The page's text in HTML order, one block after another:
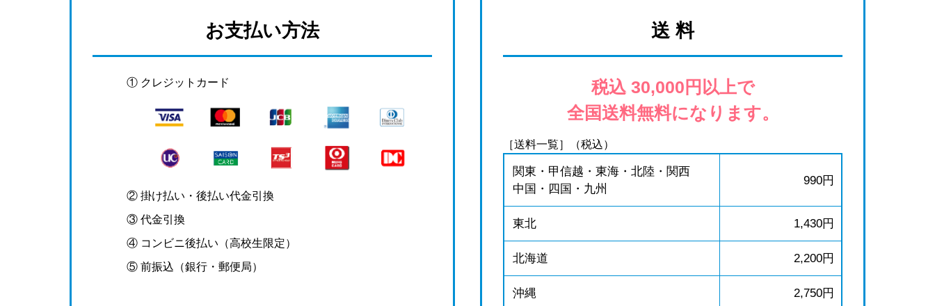
お支払い方法
① クレジットカード
② 掛け払い・後払い代金引換
③ 代金引換
④ コンビニ後払い（高校生限定）
⑤ 前振込（銀行・郵便局）
送 料
税込 30,000円以上で
全国送料無料になります。
［送料一覧］（税込）
関東・甲信越・東海・北陸・関西
中国・四国・九州
990円
東北 1,430円
北海道 2,200円
沖縄 2,750円